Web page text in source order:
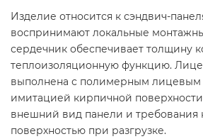
Изделие относится к сэндвич-
воспринимают локальные
сердечник обеспечивает толщину
теплоизоляционную функцию.
выполнена с полимерным лицевым
имитацией кирпичной
внешний вид панели и
поверхностью при разгрузке.